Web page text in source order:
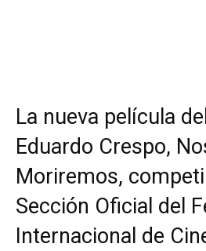
La nueva película
Eduardo Crespo,
Moriremos,
Sección Oficial del
Internacional de